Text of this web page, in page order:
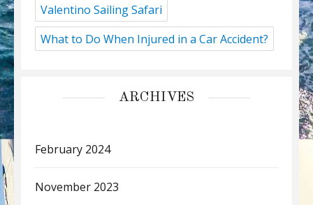
Valentino Sailing Safari
What to Do When Injured in a Car Accident?
ARCHIVES
February 2024
November 2023